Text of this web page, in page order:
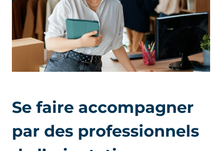
Se faire accompagner
par des professionnels